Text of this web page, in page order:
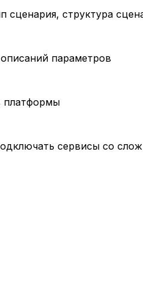
структура
параметров
платформы
сервисы со